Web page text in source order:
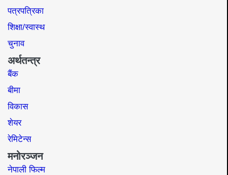
पत्रपत्रिका
शिक्षा/स्वास्थ
चुनाव
अर्थतन्त्र
बैंक
बीमा
विकास
शेयर
रेमिटेन्स
मनोरञ्जन
नेपाली फिल्म